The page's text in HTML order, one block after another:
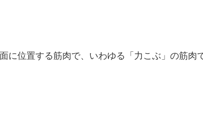
に位置する筋肉で、いわゆる「力こぶ」の筋